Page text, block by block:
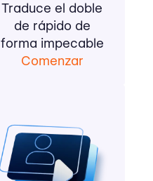
Traduce el doble
de rápido de
forma impecable
Comenzar